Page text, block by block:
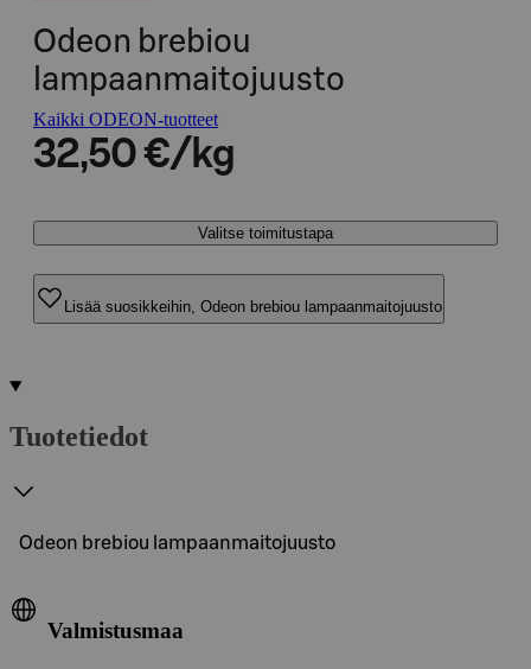
Odeon brebiou
lampaanmaitojuusto
Kaikki ODEON-tuotteet
32,50 €/kg
Valitse toimitustapa
Lisää suosikkeihin, Odeon brebiou lampaanmaitojuusto
Tuotetiedot
Odeon brebiou lampaanmaitojuusto
Valmistusmaa